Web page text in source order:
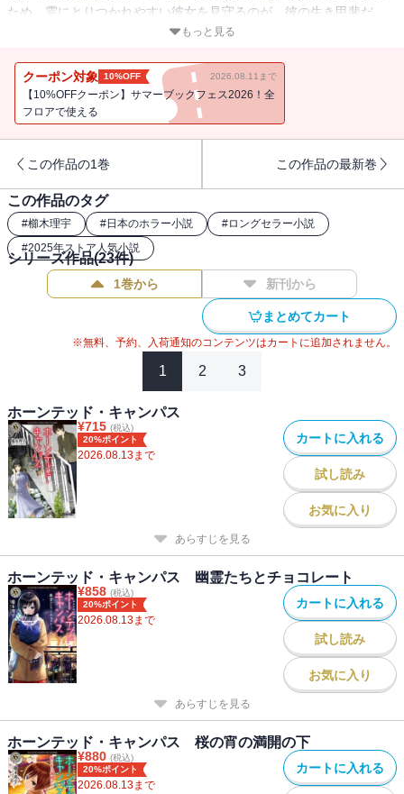
ため。霊にとりつかれやすい彼女を見守るのが、彼の生き甲斐だ。
そんなある日、映研のメンバーが、カメラに映りこんだ「後ろ姿の
れ・・・・・・!? 本当に怖いのは、人かそれとも幽霊か？ 期待の
新鋭が放つ大人気オカルトミステリ第２弾!
もっと見る
クーポン対象 10%OFF 2026.08.11まで
【10%OFFクーポン】サマーブックフェス2026！全
フロアで使える
この作品の1巻 この作品の最新巻
この作品のタグ
#櫛木理宇 #日本のホラー小説 #ロングセラー小説
#2025年ストア人気小説
シリーズ作品(23件)
1巻から 新刊から
まとめてカート
※無料、予約、入荷通知のコンテンツはカートに追加されません。
1 2 3
ホーンテッド・キャンパス
¥715 (税込)
20%ポイント
2026.08.13まで
カートに入れる
試し読み
お気に入り
あらすじを見る
ホーンテッド・キャンパス 幽霊たちとチョコレート
¥858 (税込)
20%ポイント
2026.08.13まで
カートに入れる
試し読み
お気に入り
あらすじを見る
ホーンテッド・キャンパス 桜の宵の満開の下
¥880 (税込)
20%ポイント
2026.08.13まで
カートに入れる